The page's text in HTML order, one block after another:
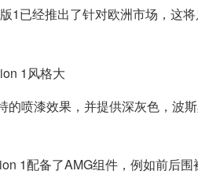
1已经推出了针对欧洲市场，这
1风格大
的喷漆效果，并提供深灰色，波
1配备了AMG组件，例如前后